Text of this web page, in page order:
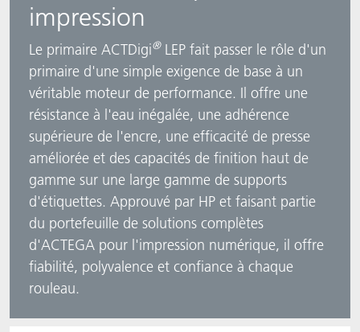
impression
Le primaire ACTDigi®LEP fait passer le rôle d'un
primaire d'une simple exigence de base à un
véritable moteur de performance. Il offre une
résistance à l'eau inégalée, une adhérence
supérieure de l'encre, une efficacité de presse
améliorée et des capacités de finition haut de
gamme sur une large gamme de supports
d'étiquettes. Approuvé par HP et faisant partie
du portefeuille de solutions complètes
d'ACTEGA pour l'impression numérique, il offre
fiabilité, polyvalence et confiance à chaque
rouleau.
ACTNext
ACTSmart
BlisterKote
FoodClass
FoodSafe
MotionCoat
PakSafe
Let's ACT
FAQ
ACTEGA Rhenacoat
ACTEGA Schmid Rhyner